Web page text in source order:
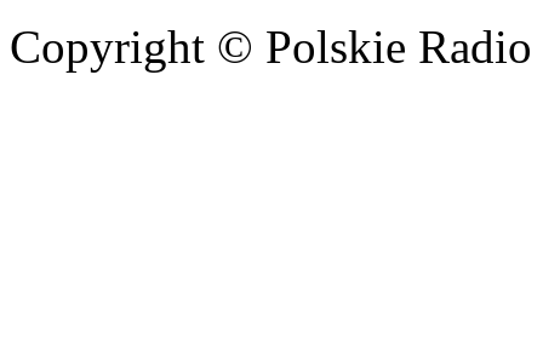
Copyright © Polskie